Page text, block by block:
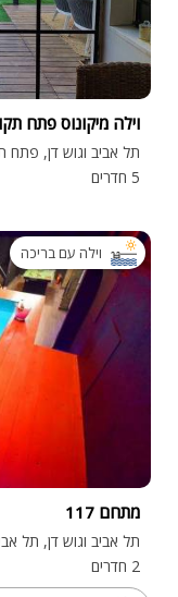
וילה מיקונוס פתח
5 חדרים
וילה עם בריכה
מתחם 117
תל אביב וגוש דן, תל
2 חדרים